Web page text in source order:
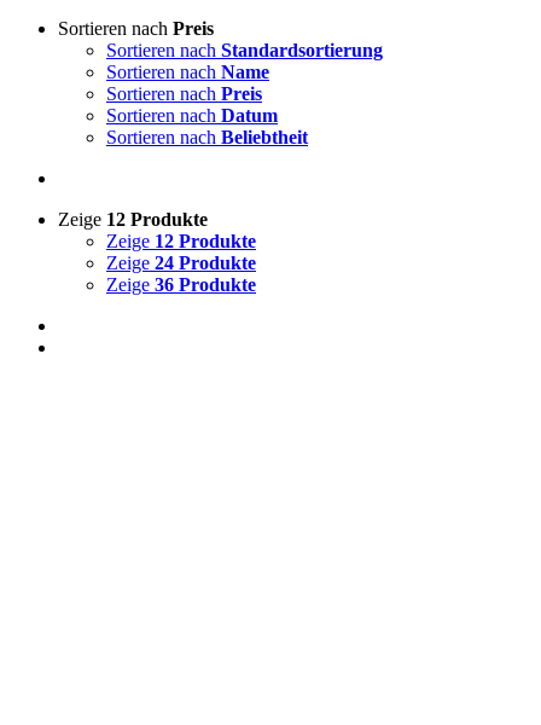
Sortieren nach Preis
Sortieren nach Standardsortierung
Sortieren nach Name
Sortieren nach Preis
Sortieren nach Datum
Sortieren nach Beliebtheit
Zeige 12 Produkte
Zeige 12 Produkte
Zeige 24 Produkte
Zeige 36 Produkte